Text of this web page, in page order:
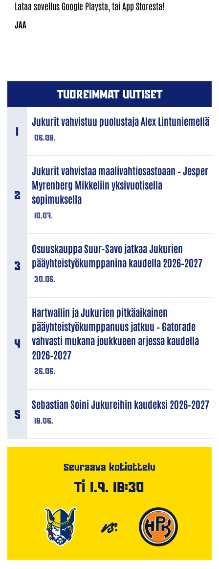
Lataa sovellus Google Playsta , taiApp Storesta!
TUOREIMMAT UUTISET
06.08.
Jukurit vahvistuu puolustaja Alex Lintuniemellä
10.07.
Jukurit vahvistaa maalivahtiosastoaan – Jesper
Myrenberg Mikkeliin yksivuotisella
sopimuksella
30.06.
Osuuskauppa Suur-Savo jatkaa Jukurien
pääyhteistyökumppanina kaudella 2026–2027
26.06.
Hartwallin ja Jukurien pitkäaikainen
pääyhteistyökumppanuus jatkuu – Gatorade
vahvasti mukana joukkueen arjessa kaudella
2026–2027
18.06.
Sebastian Soini Jukureihin kaudeksi 2026–2027
Seuraava kotiottelu
Ti 1.9. 18:30
VS.